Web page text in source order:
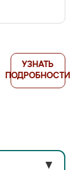
УЗНАТЬ
ПОДРОБНОСТИ
▼